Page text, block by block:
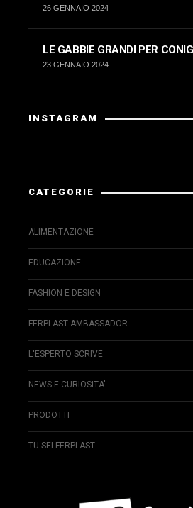
26 GENNAIO 2024
LE GABBIE GRANDI PER
23 GENNAIO 2024
INSTAGRAM
CATEGORIE
ALIMENTAZIONE
EDUCAZIONE
FASHION E DESIGN
FERPLAST AMBASSADOR
L'ESPERTO SCRIVE
NEWS E CURIOSITA'
PRODOTTI
TU SEI FERPLAST